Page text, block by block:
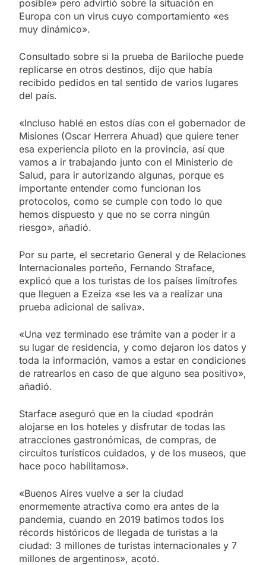
posible» pero advirtió sobre la situación en
Europa con un virus cuyo comportamiento «es
muy dinámico».
Consultado sobre si la prueba de Bariloche puede
replicarse en otros destinos, dijo que había
recibido pedidos en tal sentido de varios lugares
del país.
«Incluso hablé en estos días con el gobernador de
Misiones (Oscar Herrera Ahuad) que quiere tener
esa experiencia piloto en la provincia, así que
vamos a ir trabajando junto con el Ministerio de
Salud, para ir autorizando algunas, porque es
importante entender como funcionan los
protocolos, como se cumple con todo lo que
hemos dispuesto y que no se corra ningún
riesgo», añadió.
Por su parte, el secretario General y de Relaciones
Internacionales porteño, Fernando Straface,
explicó que a los turistas de los países limítrofes
que lleguen a Ezeiza «se les va a realizar una
prueba adicional de saliva».
«Una vez terminado ese trámite van a poder ir a
su lugar de residencia, y como dejaron los datos y
toda la información, vamos a estar en condiciones
de ratrearlos en caso de que alguno sea positivo»,
añadió.
Starface aseguró que en la ciudad «podrán
alojarse en los hoteles y disfrutar de todas las
atracciones gastronómicas, de compras, de
circuitos turísticos cuidados, y de los museos, que
hace poco habilitamos».
«Buenos Aires vuelve a ser la ciudad
enormemente atractiva como era antes de la
pandemia, cuando en 2019 batimos todos los
récords históricos de llegada de turistas a la
ciudad: 3 millones de turistas internacionales y 7
millones de argentinos», acotó.